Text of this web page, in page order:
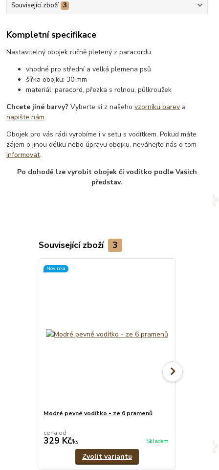
Související zboží 3
Kompletní specifikace
Nastavitelný obojek ručně pletený z paracordu
vhodné pro střední a velká plemena psů
šířka obojku: 30 mm
materiál: paracord, přezka s rolnou, půlkroužek
Chcete jiné barvy? Vyberte si z našehovzorníku barev a
napište nám.
Obojek pro vás rádi vyrobíme i v setu s vodítkem. Pokud máte
zájem o jinou délku nebo úpravu obojku, neváhejte nás o tom
informovat.
Po dohodě lze vyrobit obojek či vodítko podle Vašich
představ.
Související zboží 3
Novinka
Modré pevné vodítko - ze 6 pramenů
cena od
329 Kč/ks Skladem
Zvolit variantu